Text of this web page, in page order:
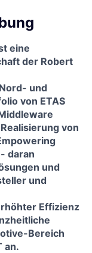
eine
der Robert
und
von ETAS
von
daran
und
und
Effizienz
Bereich
an.